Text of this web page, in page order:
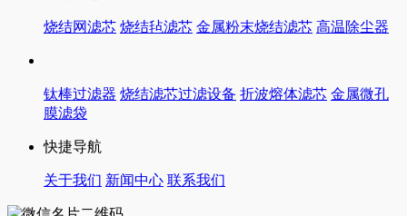
烧结网滤芯 烧结毡滤芯 金属粉末烧结滤芯 高温除尘器
钛棒过滤器 烧结滤芯过滤设备 折波熔体滤芯 金属微孔
膜滤袋
快捷导航
关于我们 新闻中心 联系我们